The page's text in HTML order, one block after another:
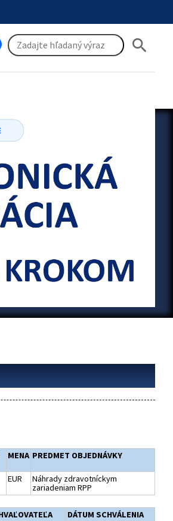
search
MENA PREDMET OBJEDNÁVKY
EUR
Náhrady zdravotníckym
zariadeniam RPP
DÁTUM SCHVÁLENIA